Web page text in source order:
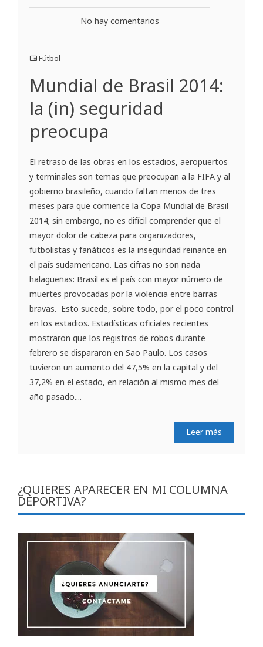
No hay comentarios
Fútbol
Mundial de Brasil 2014:
la (in) seguridad
preocupa
El retraso de las obras en los estadios, aeropuertos
y terminales son temas que preocupan a la FIFA y al
gobierno brasileño, cuando faltan menos de tres
meses para que comience la Copa Mundial de Brasil
2014; sin embargo, no es difícil comprender que el
mayor dolor de cabeza para organizadores,
futbolistas y fanáticos es la inseguridad reinante en
el país sudamericano. Las cifras no son nada
halagüeñas: Brasil es el país con mayor número de
muertes provocadas por la violencia entre barras
bravas. Esto sucede, sobre todo, por el poco control
en los estadios. Estadísticas oficiales recientes
mostraron que los registros de robos durante
febrero se dispararon en Sao Paulo. Los casos
tuvieron un aumento del 47,5% en la capital y del
37,2% en el estado, en relación al mismo mes del
año pasado....
Leer más
¿QUIERES APARECER EN MI COLUMNA
DEPORTIVA?